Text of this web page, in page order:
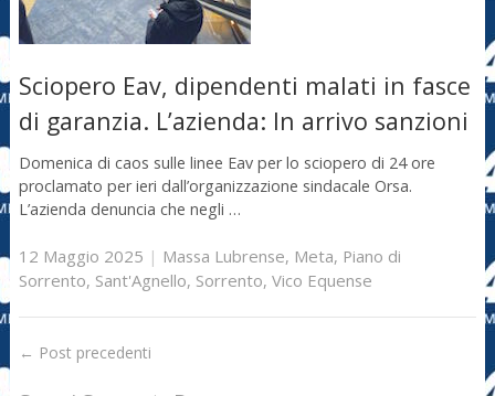
Sciopero Eav, dipendenti malati in fasce
di garanzia. L’azienda: In arrivo sanzioni
Domenica di caos sulle linee Eav per lo sciopero di 24 ore
proclamato per ieri dall’organizzazione sindacale Orsa.
L’azienda denuncia che negli …
12 Maggio 2025 | Massa Lubrense, Meta, Piano di
Sorrento, Sant'Agnello, Sorrento, Vico Equense
← Post precedenti